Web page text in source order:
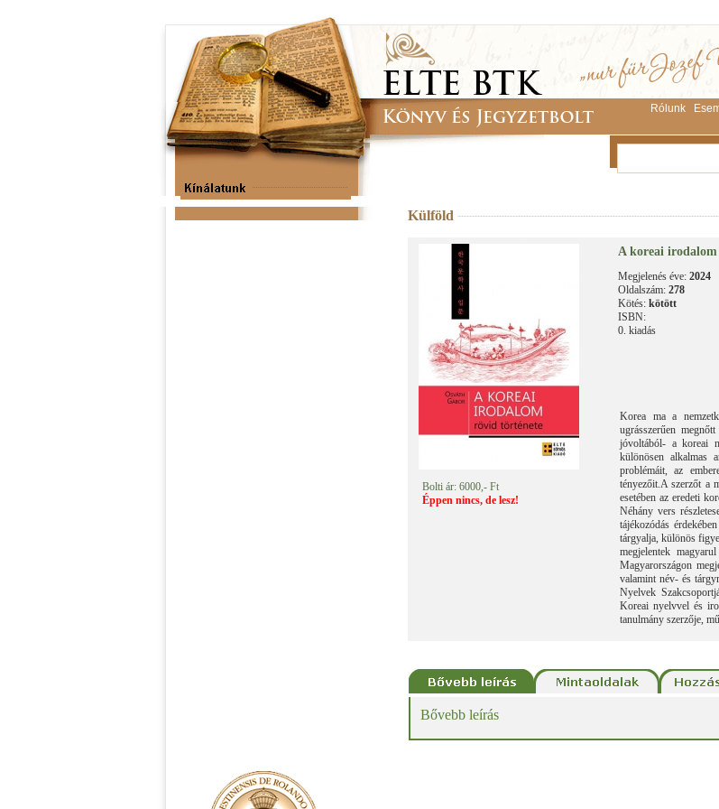
Rólunk
Külföld
Bolti ár: 6000,- Ft
Éppen nincs, de lesz!
A koreai irodalom
Megjelenés éve: 2024
Oldalszám: 278
Kötés: kötött
ISBN:
0. kiadás
Korea ma a
ugrásszerűen
jóvoltából- a koreai
különösen alkalmas
problémáit, az
tényezőit.A szerzőt a
esetében az eredeti
Néhány vers
tájékozódás
tárgyalja, különös
megjelentek
Magyarországon
valamint név- és
Nyelvek
Koreai nyelvvel és
tanulmány szerzője,
Bővebb leírás